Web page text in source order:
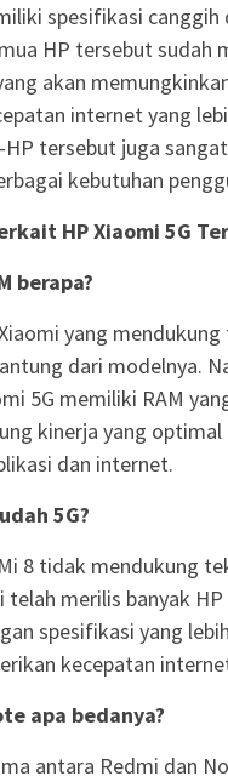
spesifikasi canggih
HP tersebut sudah
akan
internet yang
HP tersebut juga
kebutuhan
HP Xiaomi 5G
berapa?
yang
dari modelnya.
5G memiliki RAM
kinerja yang optimal
dan internet.
5G?
8 tidak mendukung
telah merilis banyak
spesifikasi yang
kecepatan
apa bedanya?
antara Redmi dan